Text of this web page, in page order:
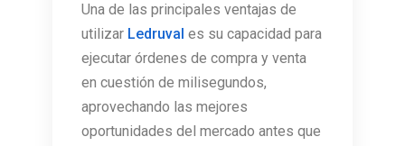
Una de las principales ventajas de
utilizar Ledruval es su capacidad para
ejecutar órdenes de compra y venta
en cuestión de milisegundos,
aprovechando las mejores
oportunidades del mercado antes que